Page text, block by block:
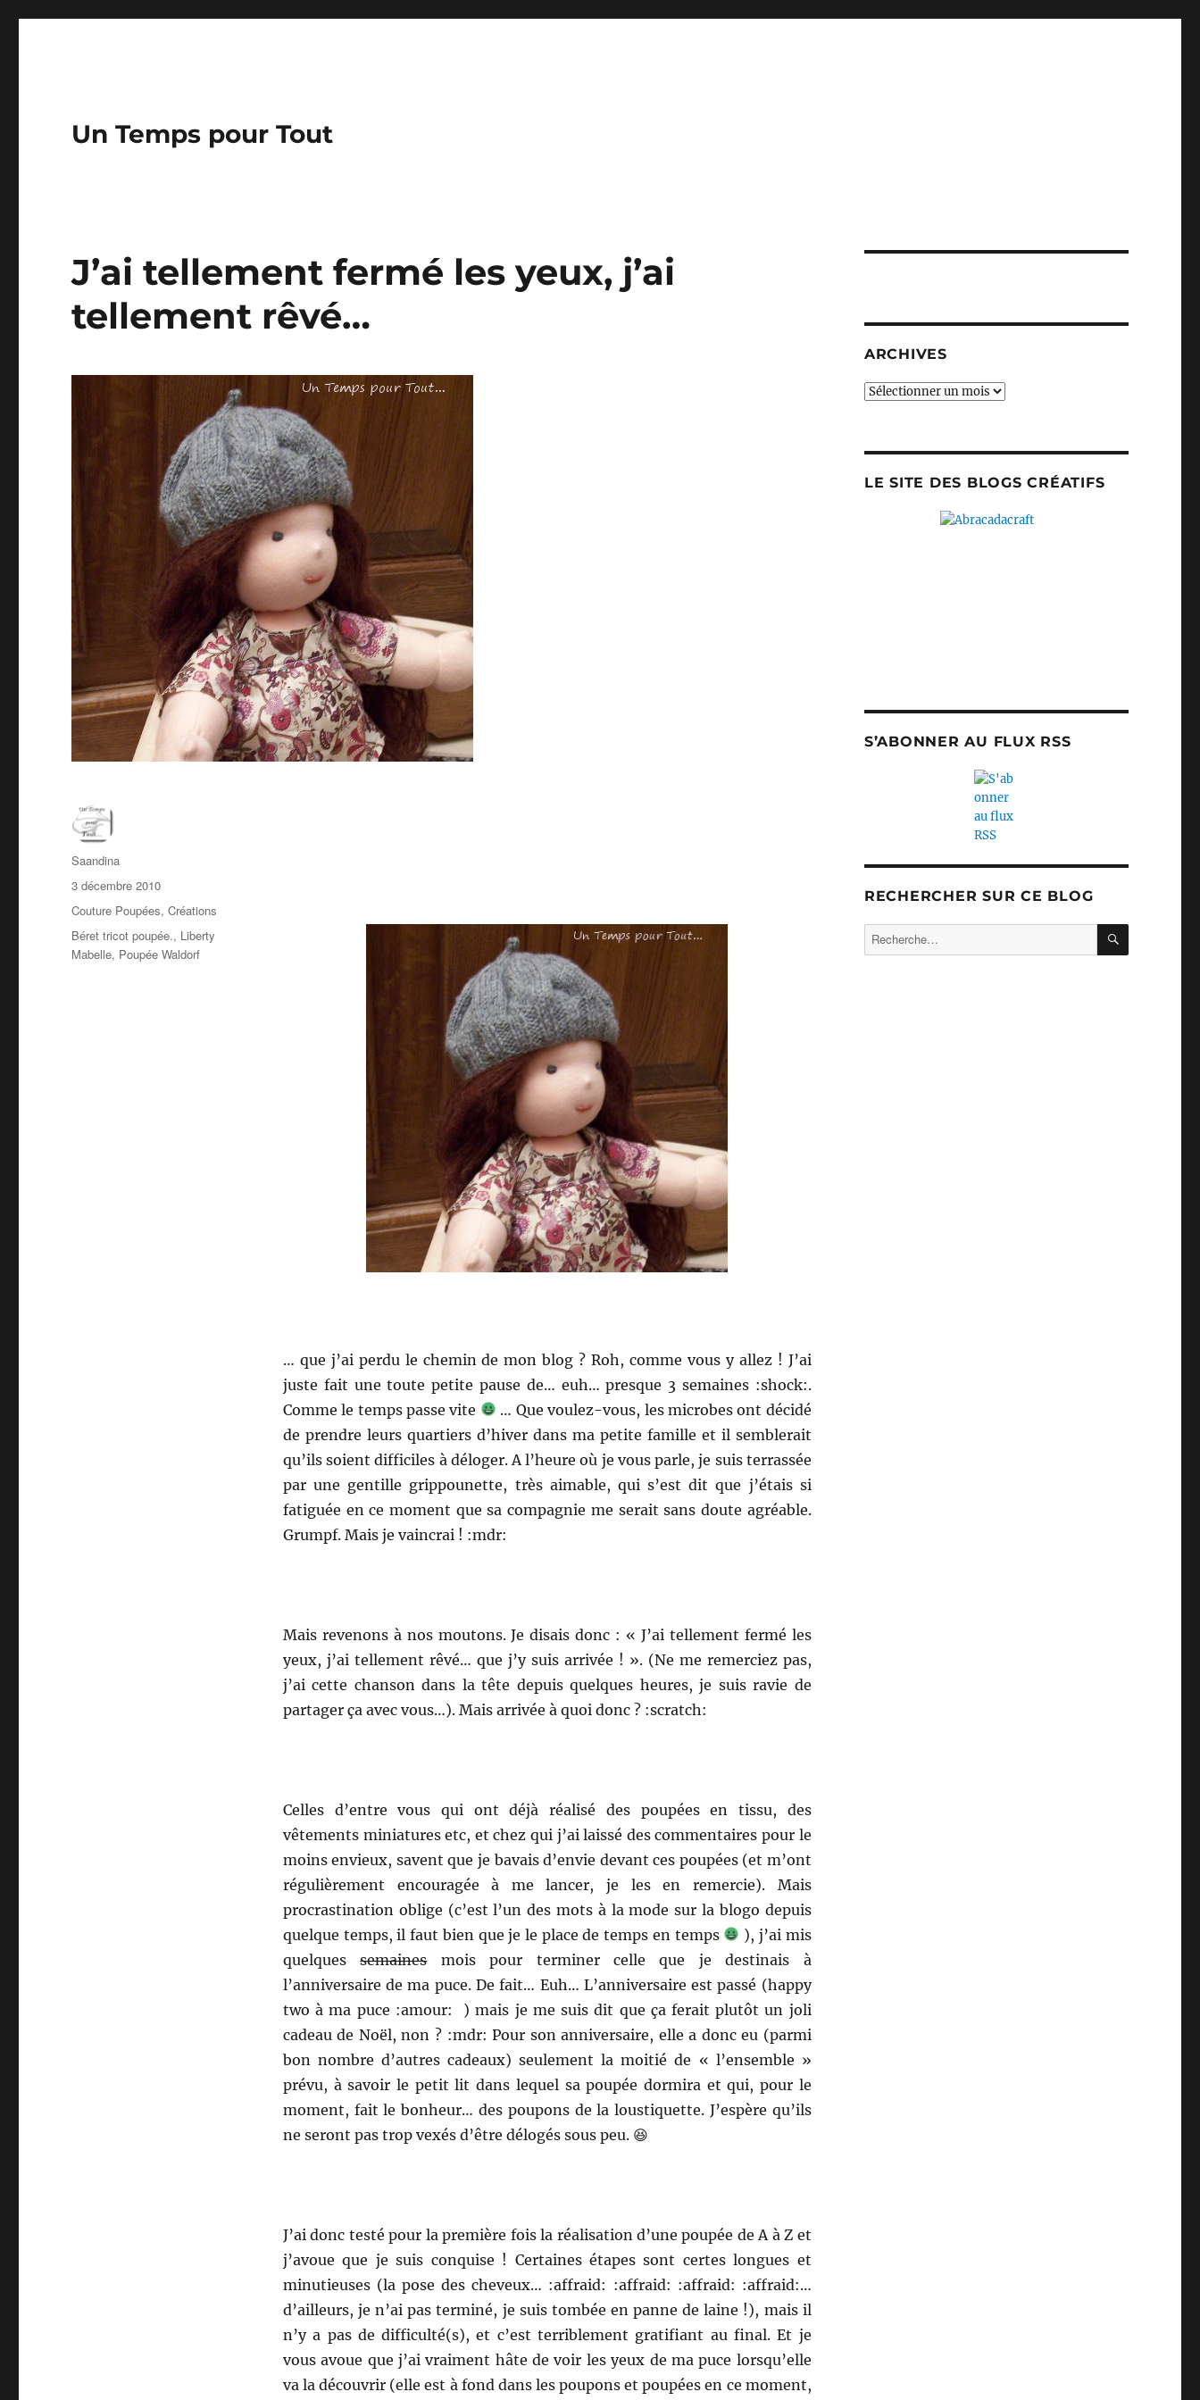
Un Temps pour Tout
J’ai tellement fermé les yeux, j’ai
tellement rêvé…
… que j’ai perdu le chemin de mon blog ? Roh, comme vous y allez ! J’ai
juste fait une toute petite pause de… euh… presque 3 semaines :shock:.
Comme le temps passe vite
… Que voulez-vous, les microbes ont décidé
de prendre leurs quartiers d’hiver dans ma petite famille et il semblerait
qu’ils soient difficiles à déloger. A l’heure où je vous parle, je suis terrassée
par une gentille grippounette, très aimable, qui s’est dit que j’étais si
fatiguée en ce moment que sa compagnie me serait sans doute agréable.
Grumpf. Mais je vaincrai ! :mdr:
Mais revenons à nos moutons. Je disais donc : « J’ai tellement fermé les
yeux, j’ai tellement rêvé… que j’y suis arrivée ! ». (Ne me remerciez pas,
j’ai cette chanson dans la tête depuis quelques heures, je suis ravie de
partager ça avec vous…). Mais arrivée à quoi donc ? :scratch:
Celles d’entre vous qui ont déjà réalisé des poupées en tissu, des
vêtements miniatures etc, et chez qui j’ai laissé des commentaires pour le
moins envieux, savent que je bavais d’envie devant ces poupées (et m’ont
régulièrement encouragée à me lancer, je les en remercie). Mais
procrastination oblige (c’est l’un des mots à la mode sur la blogo depuis
quelque temps, il faut bien que je le place de temps en temps
), j’ai mis
quelquessemainesmois pour terminer celle que je destinais à
l’anniversaire de ma puce. De fait… Euh… L’anniversaire est passé (happy
two à ma puce :amour: ) mais je me suis dit que ça ferait plutôt un joli
cadeau de Noël, non ? :mdr: Pour son anniversaire, elle a donc eu (parmi
bon nombre d’autres cadeaux) seulement la moitié de « l’ensemble »
prévu, à savoir le petit lit dans lequel sa poupée dormira et qui, pour le
moment, fait le bonheur… des poupons de la loustiquette. J’espère qu’ils
ne seront pas trop vexés d’être délogés sous peu. 😆
J’ai donc testé pour la première fois la réalisation d’une poupée de A à Z et
j’avoue que je suis conquise ! Certaines étapes sont certes longues et
minutieuses (la pose des cheveux… :affraid: :affraid: :affraid: :affraid:…
d’ailleurs, je n’ai pas terminé, je suis tombée en panne de laine !), mais il
n’y a pas de difficulté(s), et c’est terriblement gratifiant au final. Et je
vous avoue que j’ai vraiment hâte de voir les yeux de ma puce lorsqu’elle
va la découvrir (elle est à fond dans les poupons et poupées en ce moment,
Auteur
Saandina
Publié
le
3 décembre 2010
Catégories
Couture Poupées,Créations
Étiquettes
Béret tricot poupée., Liberty
Mabelle, Poupée Waldorf
ARCHIVES
Archives
LE SITE DES BLOGS CRÉATIFS
S’ABONNER AU FLUX RSS
RECHERCHER SUR CE BLOG
Recherche
pour :